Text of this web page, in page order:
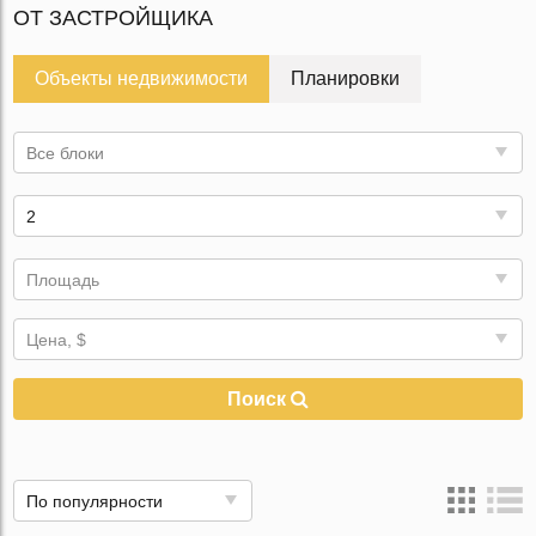
ОТ ЗАСТРОЙЩИКА
Объекты недвижимости Планировки
Все блоки
2
Площадь
Цена, $
Поиск
По популярности